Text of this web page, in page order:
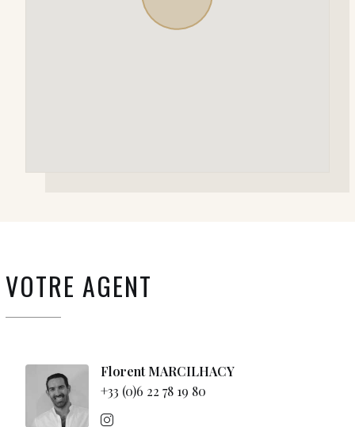
VOTRE AGENT
Florent MARCILHACY
+33 (0)6 22 78 19 80